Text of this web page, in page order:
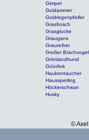
Gimpel
Goldammer
Goldregenpfeifer
Grasfrosch
Grasglucke
Graugans
Graureiher
Großer Brachvogel
Grönlandhund
Grünfink
Haubentaucher
Haussperling
Höckerschwan
Husky
©